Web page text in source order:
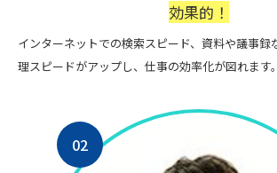
効果的！
インターネットでの検索スピード、資料や議事録
理スピードがアップし、仕事の効率化が図れます。
02